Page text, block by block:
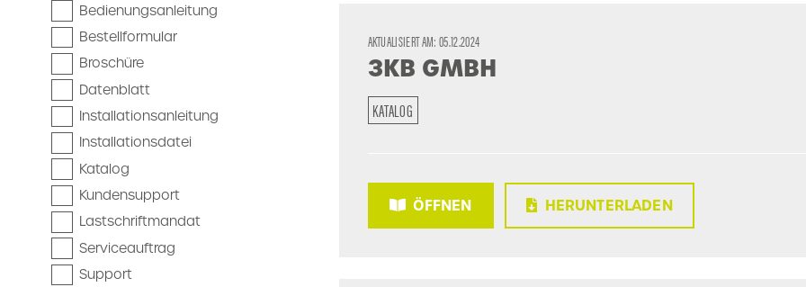
Bedienungsanleitung
Bestellformular
Broschüre
Datenblatt
Installationsanleitung
Installationsdatei
Katalog
Kundensupport
Lastschriftmandat
Serviceauftrag
Support
AKTUALISIERT AM:05.12.2024
3KB GMBH
KATALOG
ÖFFNEN HERUNTERLADEN